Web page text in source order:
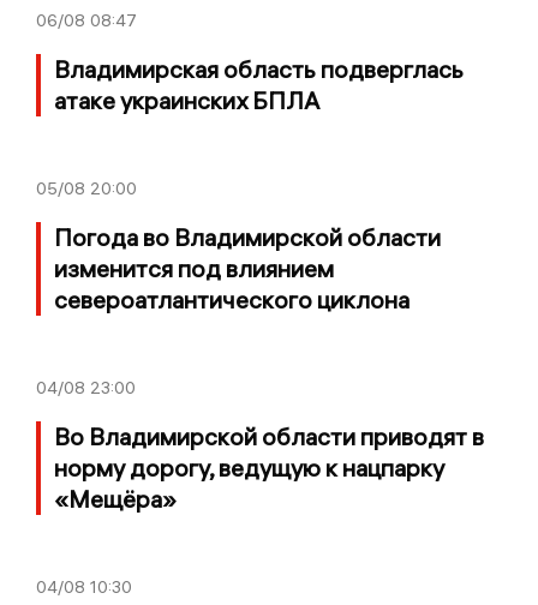
06/08 08:47
Владимирская область подверглась
атаке украинских БПЛА
05/08 20:00
Погода во Владимирской области
изменится под влиянием
североатлантического циклона
04/08 23:00
Во Владимирской области приводят в
норму дорогу, ведущую к нацпарку
«Мещёра»
04/08 10:30